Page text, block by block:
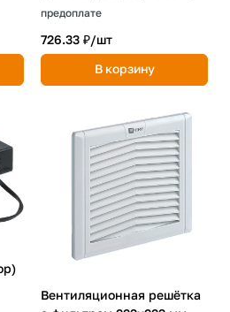
предоплате
726.33 ₽/шт
В корзину
Вентиляционная решётка